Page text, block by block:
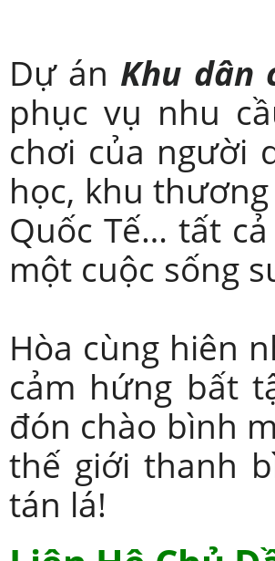
Dự án Khu dân
phục vụ nhu
chơi của người
học, khu
Quốc Tế… tất
một cuộc sống
Hòa cùng hiên
cảm hứng bất
đón chào bình
thế giới thanh
tán lá!